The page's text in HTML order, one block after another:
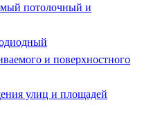
потолочный и
и поверхностного
улиц и площадей